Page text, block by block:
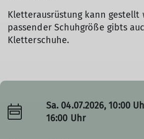
Kletterausrüstung kann gestellt
passender Schuhgröße gibts
Kletterschuhe.
Sa. 04.07.2026, 10:00
16:00 Uhr